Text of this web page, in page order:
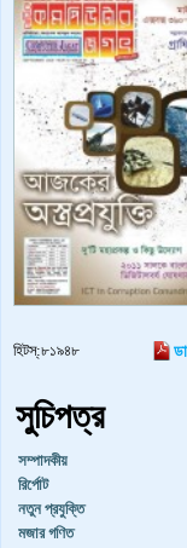
হিটস্:৮১৯৪৮
সুচিপত্র
সম্পাদকীয়
রির্পোট
নতুন প্রযুক্তি
মজার গণিত